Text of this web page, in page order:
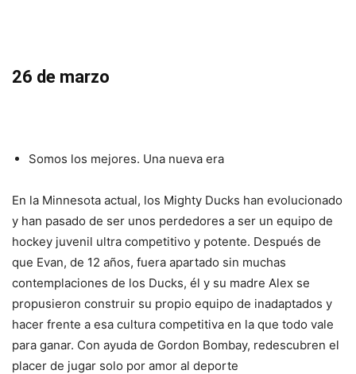
26 de marzo
Somos los mejores. Una nueva era
En la Minnesota actual, los Mighty Ducks han evolucionado
y han pasado de ser unos perdedores a ser un equipo de
hockey juvenil ultra competitivo y potente. Después de
que Evan, de 12 años, fuera apartado sin muchas
contemplaciones de los Ducks, él y su madre Alex se
propusieron construir su propio equipo de inadaptados y
hacer frente a esa cultura competitiva en la que todo vale
para ganar. Con ayuda de Gordon Bombay, redescubren el
placer de jugar solo por amor al deporte